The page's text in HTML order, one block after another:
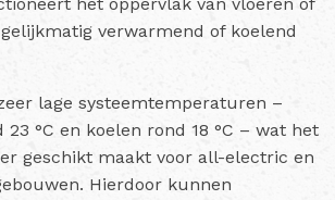
het oppervlak van vloeren of
verwarmend of koelend
lage systeemtemperaturen –
°C en koelen rond 18 °C – wat het
geschikt maakt voor all-electric en
Hierdoor kunnen